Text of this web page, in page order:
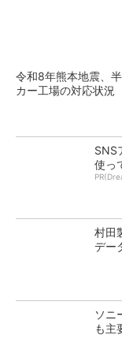
令和8年熊本地震、
カー工場の対応状況
SNS
使っ
村田
デー
ソニ
も主